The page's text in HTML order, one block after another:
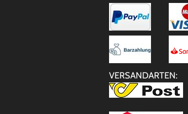
VERSANDARTEN: